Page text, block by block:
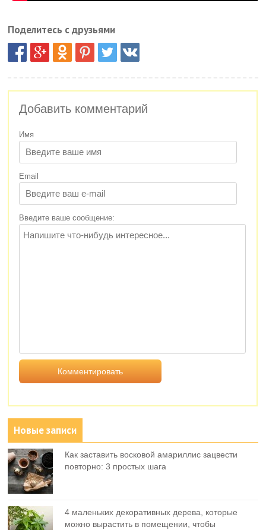
Поделитесь с друзьями
Добавить комментарий
Имя
Email
Введите ваше сообщение:
Новые записи
Как заставить восковой амариллис зацвести
повторно: 3 простых шага
4 маленьких декоративных дерева, которые
можно вырастить в помещении, чтобы